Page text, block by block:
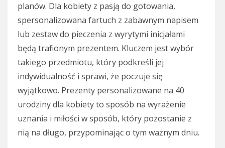
planów. Dla kobiety z pasją do gotowania,
spersonalizowana fartuch z zabawnym napisem
lub zestaw do pieczenia z wyrytymi inicjałami
będą trafionym prezentem. Kluczem jest wybór
takiego przedmiotu, który podkreśli jej
indywidualność i sprawi, że poczuje się
wyjątkowo. Prezenty personalizowane na 40
urodziny dla kobiety to sposób na wyrażenie
uznania i miłości w sposób, który pozostanie z
nią na długo, przypominając o tym ważnym dniu.